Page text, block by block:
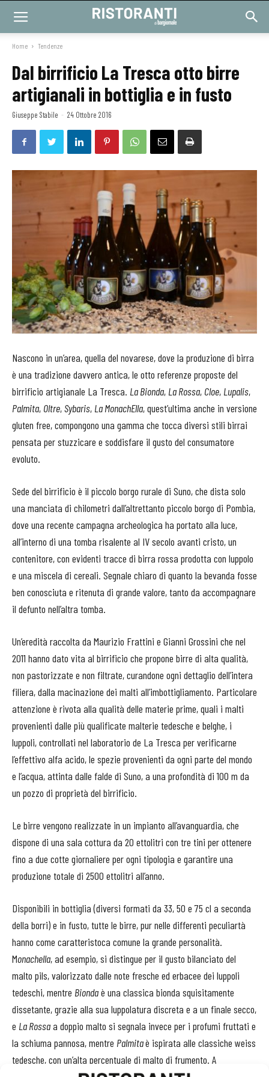
Home Tendenze
Dal birrificio La Tresca otto birre
artigianali in bottiglia e in fusto
Giuseppe Stabile - 24 Ottobre 2016
Nascono in un’area, quella del novarese, dove la produzione di birra
è una tradizione davvero antica, le otto referenze proposte del
birrificio artigianale La Tresca. La Bionda, La Rossa, Cloe, Lupalis,
Palmita, Oltre,Sybaris, La MonachElla, quest’ultima anche in versione
gluten free, compongono una gamma che tocca diversi stili birrai
pensata per stuzzicare e soddisfare il gusto del consumatore
evoluto.
Sede del birrificio è il piccolo borgo rurale di Suno, che dista solo
una manciata di chilometri dall’altrettanto piccolo borgo di Pombia,
dove una recente campagna archeologica ha portato alla luce,
all’interno di una tomba risalente al IV secolo avanti cristo, un
contenitore, con evidenti tracce di birra rossa prodotta con luppolo
e una miscela di cereali. Segnale chiaro di quanto la bevanda fosse
ben conosciuta e ritenuta di grande valore, tanto da accompagnare
il defunto nell’altra tomba.
Un’eredità raccolta da Maurizio Frattini e Gianni Grossini che nel
2011 hanno dato vita al birrificio che propone birre di alta qualità,
non pastorizzate e non filtrate, curandone ogni dettaglio dell’intera
filiera, dalla macinazione dei malti all’imbottigliamento. Particolare
attenzione è rivota alla qualità delle materie prime, quali i malti
provenienti dalle più qualificate malterie tedesche e belghe, i
luppoli, controllati nel laboratorio de La Tresca per verificarne
l’effettivo alfa acido, le spezie provenienti da ogni parte del mondo
e l’acqua, attinta dalle falde di Suno, a una profondità di 100 m da
un pozzo di proprietà del birrificio.
Le birre vengono realizzate in un impianto all’avanguardia, che
dispone di una sala cottura da 20 ettolitri con tre tini per ottenere
fino a due cotte giornaliere per ogni tipologia e garantire una
produzione totale di 2500 ettolitri all’anno.
Disponibili in bottiglia (diversi formati da 33, 50 e 75 cl a seconda
della borri) e in fusto, tutte le birre, pur nelle differenti peculiartà
hanno come caratteristoca comune la grande personalità.
Monachella, ad esempio, si distingue per il gusto bilanciato del
malto pils, valorizzato dalle note fresche ed erbacee dei luppoli
tedeschi, mentre Biondaè una classica bionda squisitamente
dissetante, grazie alla sua luppolatura discreta e a un finale secco,
e La Rossaa doppio malto si segnala invece per i profumi fruttati e
la schiuma pannosa, mentre Palmitaè ispirata alle classiche weiss
tedesche, con un’alta percentuale di malto di frumento. A